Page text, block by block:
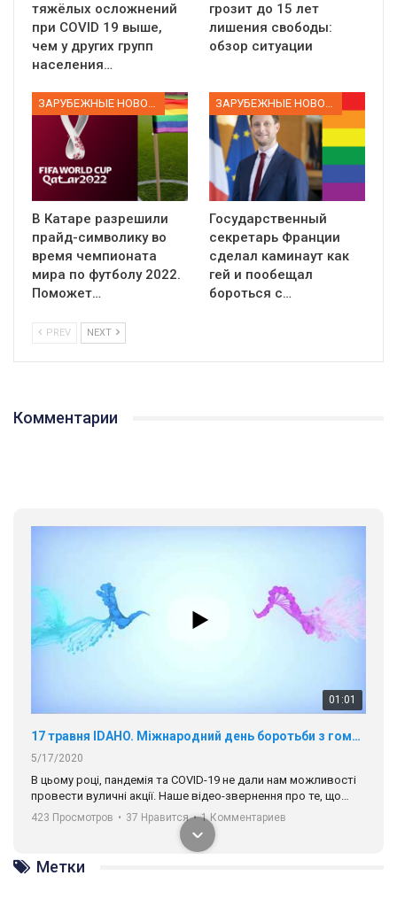
тяжёлых осложнений
при COVID 19 выше,
чем у других групп
населения…
грозит до 15 лет
лишения свободы:
обзор ситуации
ЗАРУБЕЖНЫЕ НОВОСТИ
В Катаре разрешили
прайд-символику во
время чемпионата
мира по футболу 2022.
Поможет…
ЗАРУБЕЖНЫЕ НОВОСТИ
Государственный
секретарь Франции
сделал каминаут как
гей и пообещал
бороться с…
PREV NEXT
Комментарии
17 травня IDAHO. Міжнародний день боротьби з гомофобією трансфобією і біфобія.
В цьому році, пандемія та COVІD-19 не дали нам можливості
провести вуличні акції. Наше відео-звернення про те, що
навіть коли ми у різних містах та не можемо зустрінеться, ми
разом. Ми закликаємо всіх хто поділяє цінності рівності та
солідарності, приєднатися до нас. Регіональні підрозділи
ГАУ є в 16 областях України.
Разом наш голос лунає гучніше!
423 Просмотров • 37 Нравится • 1 Комментариев
Метки